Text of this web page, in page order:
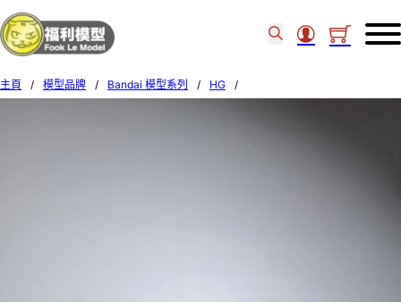
主頁 / 模型品牌 / Bandai 模型系列 / HG
/